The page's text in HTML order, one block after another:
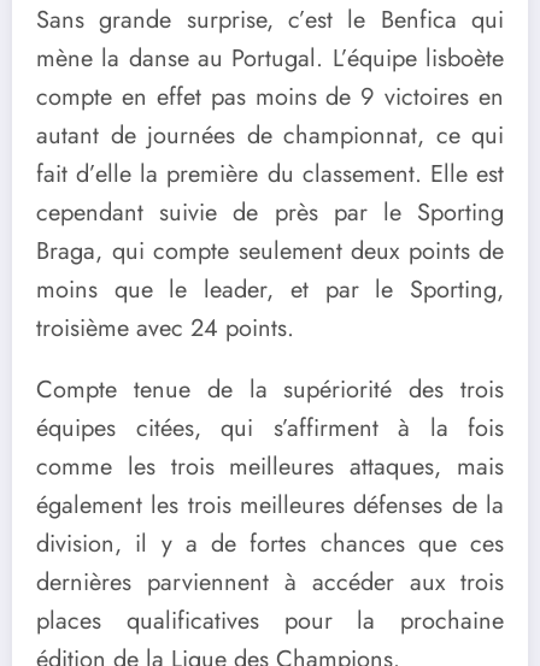
Sans grande surprise, c’est le Benfica qui
mène la danse au Portugal. L’équipe lisboète
compte en effet pas moins de 9 victoires en
autant de journées de championnat, ce qui
fait d’elle la première du classement. Elle est
cependant suivie de près par le Sporting
Braga, qui compte seulement deux points de
moins que le leader, et par le Sporting,
troisième avec 24 points.
Compte tenue de la supériorité des trois
équipes citées, qui s’affirment à la fois
comme les trois meilleures attaques, mais
également les trois meilleures défenses de la
division, il y a de fortes chances que ces
dernières parviennent à accéder aux trois
places qualificatives pour la prochaine